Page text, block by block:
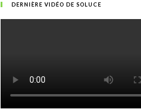
DERNIÈRE VIDÉO DE SOLUCE